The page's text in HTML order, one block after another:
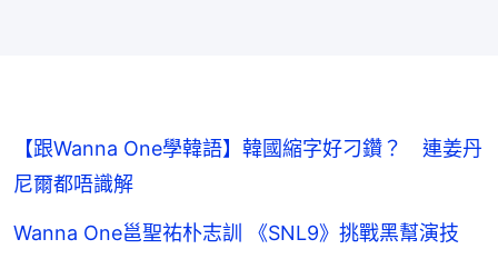
【跟Wanna One學韓語】韓國縮字好刁鑽？ 連姜丹
尼爾都唔識解
Wanna One邕聖祐朴志訓 《SNL9》挑戰黑幫演技